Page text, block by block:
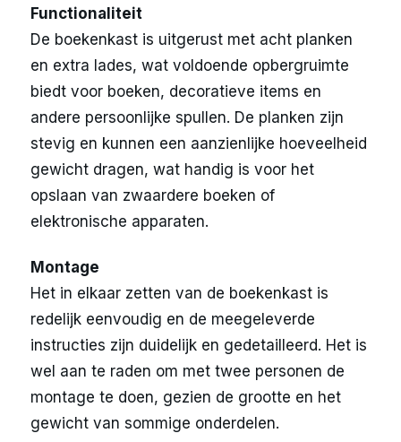
Functionaliteit
De boekenkast is uitgerust met acht planken
en extra lades, wat voldoende opbergruimte
biedt voor boeken, decoratieve items en
andere persoonlijke spullen. De planken zijn
stevig en kunnen een aanzienlijke hoeveelheid
gewicht dragen, wat handig is voor het
opslaan van zwaardere boeken of
elektronische apparaten.
Montage
Het in elkaar zetten van de boekenkast is
redelijk eenvoudig en de meegeleverde
instructies zijn duidelijk en gedetailleerd. Het is
wel aan te raden om met twee personen de
montage te doen, gezien de grootte en het
gewicht van sommige onderdelen.